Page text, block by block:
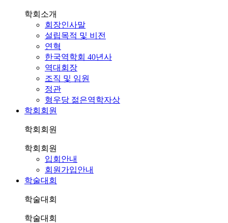
학회소개
회장인사말
설립목적 및 비전
연혁
한국역학회 40년사
역대회장
조직 및 임원
정관
형우당 젊은역학자상
학회회원
학회회원
학회회원
입회안내
회원가입안내
학술대회
학술대회
학술대회